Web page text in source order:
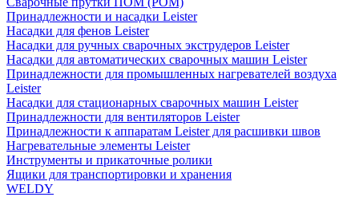
Принадлежности и насадки Leister
Насадки для фенов Leister
Насадки для ручных сварочных экструдеров Leister
Насадки для автоматических сварочных машин Leister
Принадлежности для промышленных нагревателей воздуха
Leister
Насадки для стационарных сварочных машин Leister
Принадлежности для вентиляторов Leister
Принадлежности к аппаратам Leister для расшивки швов
Нагревательные элементы Leister
Инструменты и прикаточные ролики
Ящики для транспортировки и хранения
WELDY